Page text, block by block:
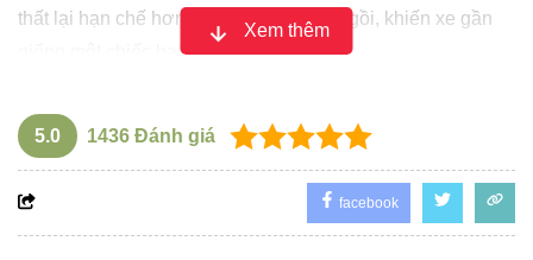
thất lại hạn chế hơn, chỉ đủ cho 5 chỗ ngồi, khiến xe gần
giống một chiếc hatchback cỡ lớn hơn.
đèn LED hiện đại tạo nên điểm nhấn riêng biệt cho chiếc
xe.
Xem thêm
5.0 1436 Đánh giá
facebook